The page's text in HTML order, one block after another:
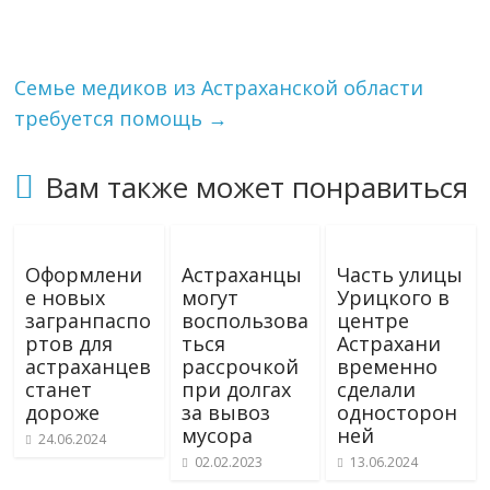
Семье медиков из Астраханской области
требуется помощь →
Вам также может понравиться
Оформлени
е новых
загранпаспо
ртов для
астраханцев
станет
дороже
24.06.2024
Астраханцы
могут
воспользова
ться
рассрочкой
при долгах
за вывоз
мусора
02.02.2023
Часть улицы
Урицкого в
центре
Астрахани
временно
сделали
односторон
ней
13.06.2024